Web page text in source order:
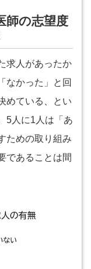
師の志望度
求人があったか
なかった」と回
めている、とい
5人に1人は「あ
ための取り組み
であることは間